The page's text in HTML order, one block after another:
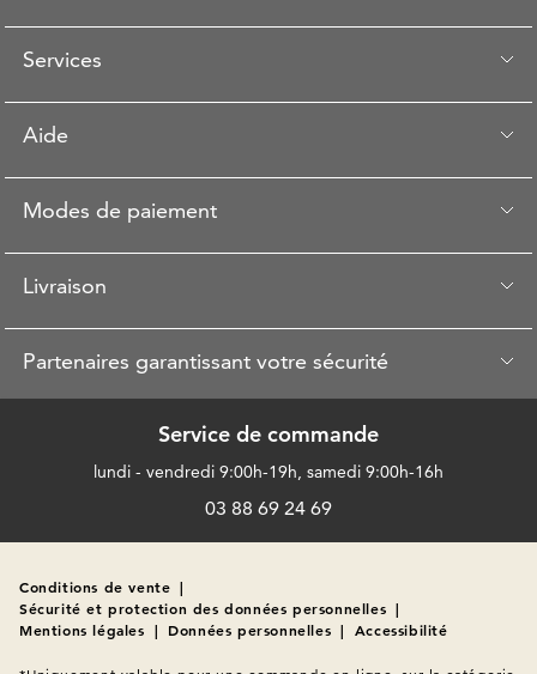
Services
Aide
Modes de paiement
Livraison
Partenaires garantissant votre sécurité
Service de commande
lundi - vendredi 9:00h-19h, samedi 9:00h-16h
03 88 69 24 69
Conditions de vente |
Sécurité et protection des données personnelles |
Mentions légales | Données personnelles | Accessibilité